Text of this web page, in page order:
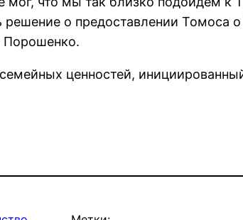
о предоставлении
Порошенко.
ценностей,